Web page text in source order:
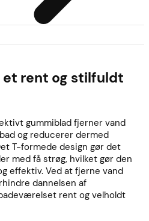
et rent og stilfuldt
gummiblad fjerner vand
og reducerer dermed
T-formede design gør det
med få strøg, hvilket gør den
effektiv. Ved at fjerne vand
dannelsen af
rent og velholdt